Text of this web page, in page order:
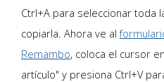
Ctrl+A para seleccionar toda
copiarla. Ahora ve al
Remambo, coloca el cursor
artículo" y presiona Ctrl+V